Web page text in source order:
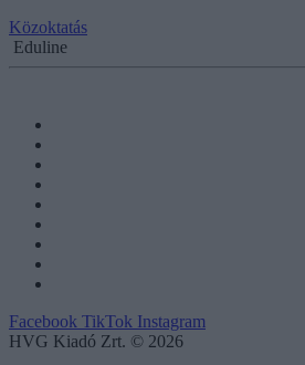
Közoktatás
Eduline
Facebook TikTok Instagram
HVG Kiadó Zrt. © 2026